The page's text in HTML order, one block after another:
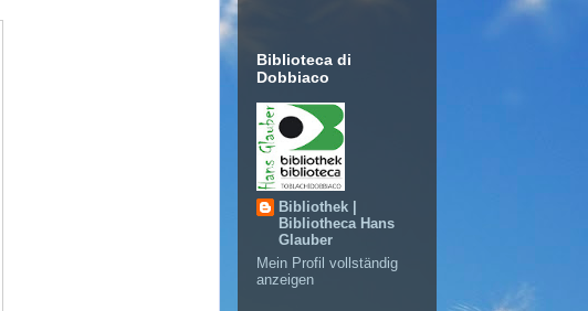
Biblioteca di
Dobbiaco
Bibliothek |
Bibliotheca Hans
Glauber
Mein Profil vollständig
anzeigen